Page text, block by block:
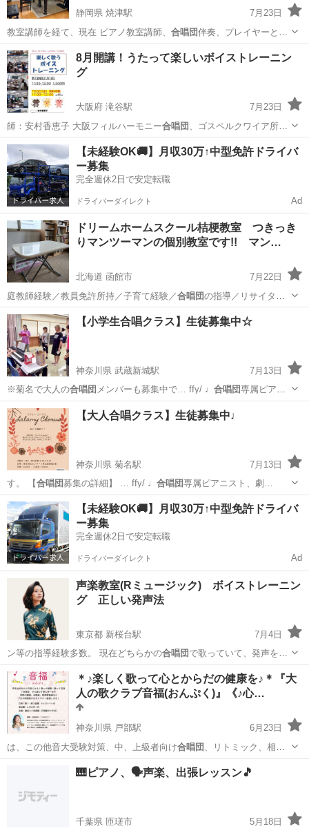
静岡県 焼津駅
7月23日
教室講師を経て、現在 ピアノ教室講師、 合唱団伴奏、プレイヤーとし
て活動する。 兄…
静岡 焼津市 焼津駅 ピアノ レッスン
8月開講！うたって楽しいボイストレーニン
グ
大阪府 滝谷駅
7月23日
師：安村香恵子 大阪フィルハーモニー合唱団 、ゴスペルクワイア所属
歴あり。 大阪…
大阪 河内長野市 滝谷駅 ボーカル ボイトレ
【未経験OK🚚】月収30万↑中型免許ドライバ
ー募集
完全週休2日で安定転職
ドライバーダイレクト Ad
ドリームホームスクール桔梗教室 つきっき
りマンツーマンの個別教室です!! マン…
北海道 函館市
7月22日
庭教師経験／教員免許所持／子育て経験／合唱団の指導／リサイタル
の開催 ◆ごあ…
北海道 函館市 塾 マンツーマン
【小学生合唱クラス】生徒募集中☆
神奈川県 武蔵新城駅
7月13日
※菊名で大人の合唱団 メンバーも募集中で… ffy/ ♩ 合唱団専属ピアニ
スト、劇…
神奈川 川崎市 武蔵新城駅 ボーカル 合唱団
【大人合唱クラス】生徒募集中♩
神奈川県 菊名駅
7月13日
す。 【合唱団 募集の詳細】 … ffy/ ♩ 合唱団専属ピアニスト、劇…
神奈川 横浜市 菊名駅 ボーカル ピアニスト
【未経験OK🚚】月収30万↑中型免許ドライバ
ー募集
完全週休2日で安定転職
ドライバーダイレクト Ad
声楽教室(Rミュージック) ボイストレーニン
グ 正しい発声法
東京都 新桜台駅
7月4日
ン等の指導経験多数。 現在どちらかの合唱団 で歌っていて、発声をし
っかり覚えたいと…
東京 練馬区 新桜台駅 ボーカル 声楽
＊♪楽しく歌って心とからだの健康を♪＊『大
人の歌クラブ音福(おんぷく)』《♪心…
神奈川県 戸部駅
6月23日
は、この他音大受験対策、中、上級者向け合唱団
、リトミック、相対
音感トレーニングなど…
横浜市 戸部駅 ボーカル 声楽家
🎹ピアノ、🗣️声楽、出張レッスン🎵
千葉県 匝瑳市
5月18日